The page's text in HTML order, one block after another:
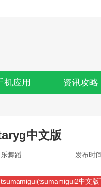
机应用 资讯攻略
中文版
舞蹈 发布时
tsumamigui(tsumamigui2中文版